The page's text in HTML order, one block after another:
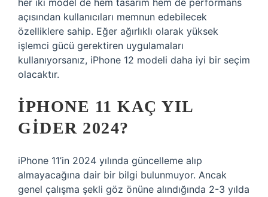
her iki model de hem tasarım hem de performans
açısından kullanıcıları memnun edebilecek
özelliklere sahip. Eğer ağırlıklı olarak yüksek
işlemci gücü gerektiren uygulamaları
kullanıyorsanız, iPhone 12 modeli daha iyi bir seçim
olacaktır.
IPHONE 11 KAÇ YIL
GIDER 2024?
iPhone 11’in 2024 yılında güncelleme alıp
almayacağına dair bir bilgi bulunmuyor. Ancak
genel çalışma şekli göz önüne alındığında 2-3 yılda